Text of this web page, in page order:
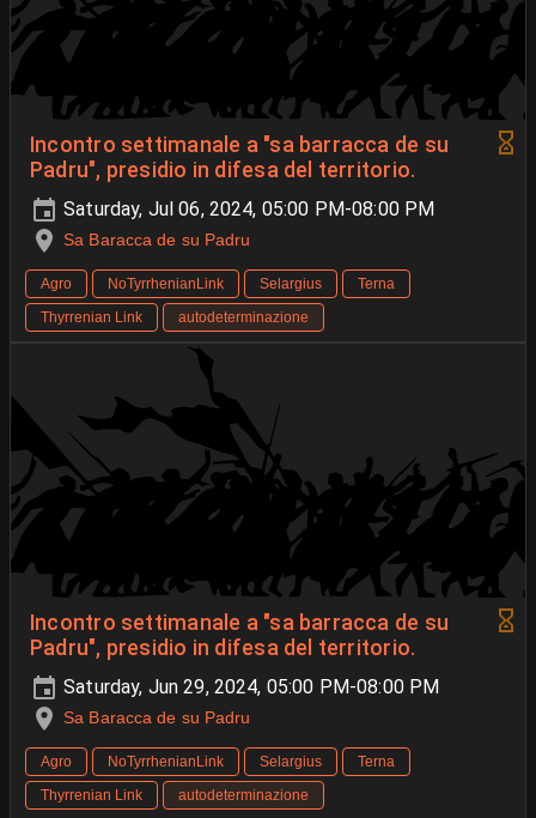
Incontro settimanale a "sa barracca de su
Padru", presidio in difesa del territorio.
Saturday, Jul 06, 2024, 05:00 PM-08:00 PM
Sa Baracca de su Padru
Agro NoTyrrhenianLink Selargius
Terna
Thyrrenian Link
autodeterminazione
Incontro settimanale a "sa barracca de su
Padru", presidio in difesa del territorio.
Saturday, Jun 29, 2024, 05:00 PM-08:00 PM
Sa Baracca de su Padru
Agro NoTyrrhenianLink Selargius
Terna
Thyrrenian Link
autodeterminazione